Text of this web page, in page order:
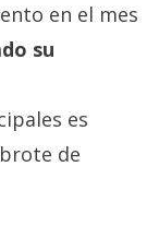
en el mes
su
es
de